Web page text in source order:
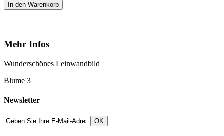
In den Warenkorb
Mehr Infos
Wunderschönes Leinwandbild
Blume 3
Newsletter
OK